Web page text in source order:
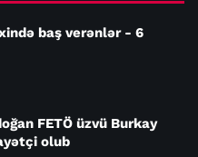
baş verənlər - 6
FETÖ üzvü Burkay
olub